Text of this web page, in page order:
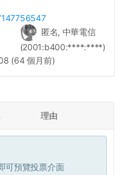
匿名, 中華電信
(2001:b400:****:****)
(64 個月前)
理由
可預覽投票介面